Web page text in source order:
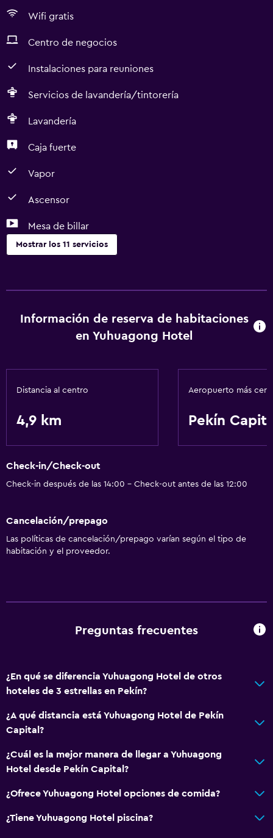
Wifi gratis
Centro de negocios
Instalaciones para reuniones
Servicios de lavandería/tintorería
Lavandería
Caja fuerte
Vapor
Ascensor
Mesa de billar
Mostrar los 11 servicios
Servicio de habitaciones
Centro de negocios
Instalaciones para reuniones
Lavandería
Actividades
General
Caja fuerte
Wifi gratis
Información de reserva de habitaciones
en Yuhuagong Hotel
Distancia al centro
4,9 km
Aeropuerto más
Pekín
Check-in/Check-out
Check-in después de las 14:00 - Check-out antes de las 12:00
Cancelación/prepago
Las políticas de cancelación/prepago varían según el tipo de
habitación y el proveedor.
Preguntas frecuentes
¿En qué se diferencia Yuhuagong Hotel de otros
hoteles de 3 estrellas en Pekín?
¿A qué distancia está Yuhuagong Hotel de Pekín
Capital?
¿Cuál es la mejor manera de llegar a Yuhuagong
Hotel desde Pekín Capital?
¿Ofrece Yuhuagong Hotel opciones de comida?
¿Tiene Yuhuagong Hotel piscina?